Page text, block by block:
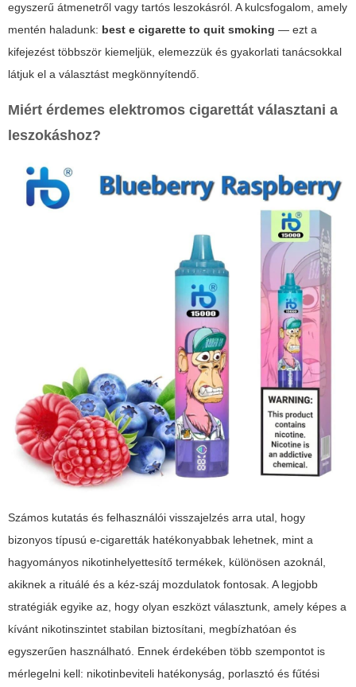
egyszerű átmenetről vagy tartós leszokásról. A kulcsfogalom, amely
mentén haladunk: best e cigarette to quit smoking — ezt a
kifejezést többször kiemeljük, elemezzük és gyakorlati tanácsokkal
látjuk el a választást megkönnyítendő.
Miért érdemes elektromos cigarettát választani a
leszokáshoz?
Számos kutatás és felhasználói visszajelzés arra utal, hogy
bizonyos típusú e-cigaretták hatékonyabbak lehetnek, mint a
hagyományos nikotinhelyettesítő termékek, különösen azoknál,
akiknek a rituálé és a kéz-száj mozdulatok fontosak. A legjobb
stratégiák egyike az, hogy olyan eszközt választunk, amely képes a
kívánt nikotinszintet stabilan biztosítani, megbízhatóan és
egyszerűen használható. Ennek érdekében több szempontot is
mérlegelni kell: nikotinbeviteli hatékonyság, porlasztó és fűtési